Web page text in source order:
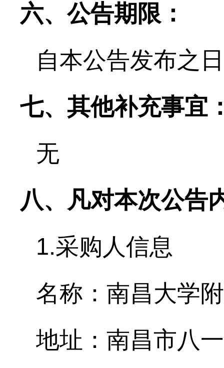
六、公告期限：
自本公告发布之
七、其他补充事宜
无
八、凡对本次公告
1.采购人信息
名称：南昌大学
地址：南昌市八